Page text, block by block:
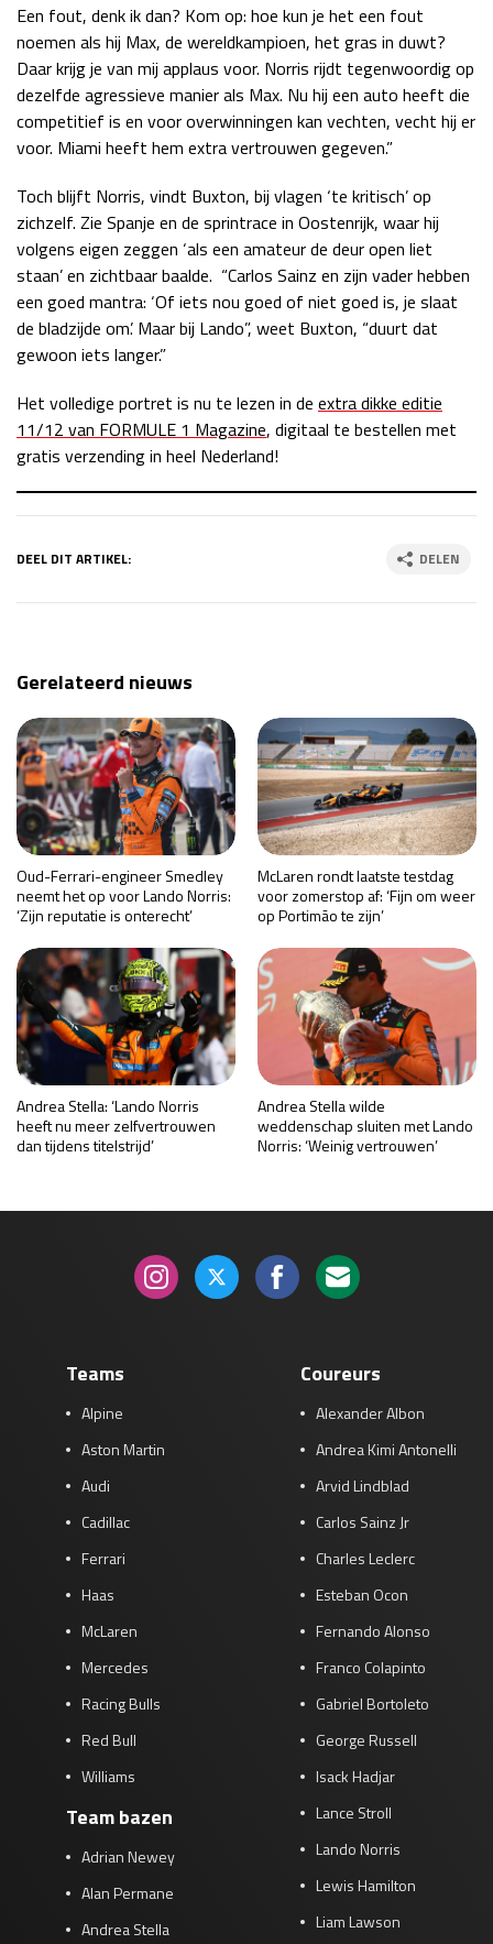
Een fout, denk ik dan? Kom op: hoe kun je het een fout
noemen als hij Max, de wereldkampioen, het gras in duwt?
Daar krijg je van mij applaus voor. Norris rijdt tegenwoordig op
dezelfde agressieve manier als Max. Nu hij een auto heeft die
competitief is en voor overwinningen kan vechten, vecht hij er
voor. Miami heeft hem extra vertrouwen gegeven.”
Toch blijft Norris, vindt Buxton, bij vlagen ‘te kritisch’ op
zichzelf. Zie Spanje en de sprintrace in Oostenrijk, waar hij
volgens eigen zeggen ‘als een amateur de deur open liet
staan’ en zichtbaar baalde. “Carlos Sainz en zijn vader hebben
een goed mantra: ‘Of iets nou goed of niet goed is, je slaat
de bladzijde om’. Maar bij Lando”, weet Buxton, “duurt dat
gewoon iets langer.”
Het volledige portret is nu te lezen in de extra dikke editie
11/12 van FORMULE 1 Magazine, digitaal te bestellen met
gratis verzending in heel Nederland!
DEEL DIT ARTIKEL: DELEN
Gerelateerd nieuws
Oud-Ferrari-engineer Smedley
neemt het op voor Lando Norris:
‘Zijn reputatie is onterecht’
McLaren rondt laatste testdag
voor zomerstop af: ‘Fijn om weer
op Portimão te zijn’
Andrea Stella: ‘Lando Norris
heeft nu meer zelfvertrouwen
dan tijdens titelstrijd’
Andrea Stella wilde
weddenschap sluiten met Lando
Norris: ‘Weinig vertrouwen’
Teams
Alpine
Aston Martin
Audi
Cadillac
Ferrari
Haas
McLaren
Mercedes
Racing Bulls
Red Bull
Williams
Team bazen
Adrian Newey
Alan Permane
Andrea Stella
Coureurs
Alexander Albon
Andrea Kimi Antonelli
Arvid Lindblad
Carlos Sainz Jr
Charles Leclerc
Esteban Ocon
Fernando Alonso
Franco Colapinto
Gabriel Bortoleto
George Russell
Isack Hadjar
Lance Stroll
Lando Norris
Lewis Hamilton
Liam Lawson